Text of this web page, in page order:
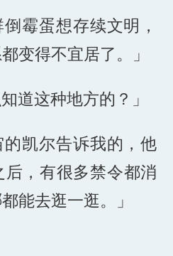
倒霉蛋想存续文明，
变得不宜居了。」
道这种地方的？」
的凯尔告诉我的，他
，有很多禁令都消
能去逛一逛。」